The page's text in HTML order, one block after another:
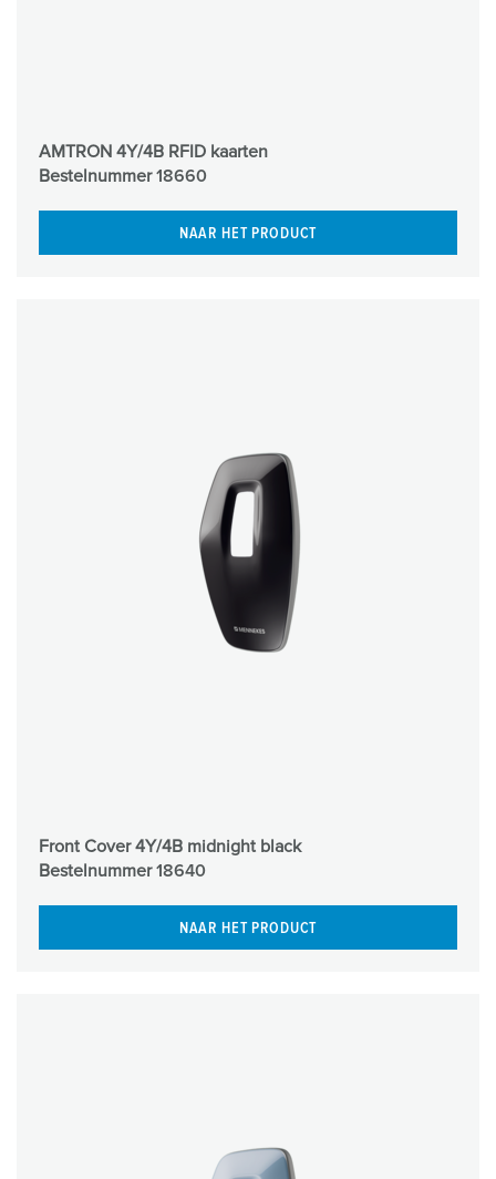
AMTRON 4Y/4B RFID kaarten
Bestelnummer18660
NAAR HET PRODUCT
Front Cover 4Y/4B midnight black
Bestelnummer18640
NAAR HET PRODUCT